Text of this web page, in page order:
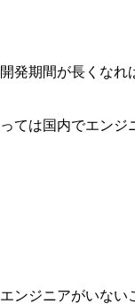
期間が長くなれ
ては国内でエン
ンジニアがいな